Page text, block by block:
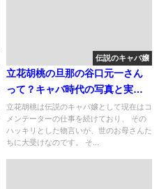
伝説のキャバ嬢
立花胡桃の旦那の谷口元一さん
って？キャバ時代の写真と実年
齢の噂。
立花胡桃は伝説のキャバ嬢として現在はコ
メンテーターの仕事を続けており、 その
ハッキリとした物言いが、世のお母さんた
ちに大受けなのです。 そ...